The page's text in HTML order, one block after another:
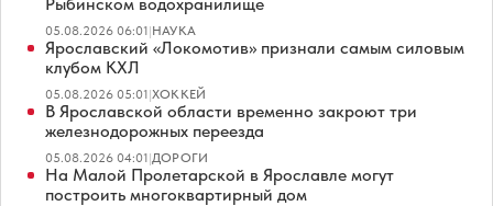
05.08.2026 06:01|НАУКА
Ярославский «Локомотив» признали самым силовым
клубом КХЛ
05.08.2026 05:01|ХОККЕЙ
В Ярославской области временно закроют три
железнодорожных переезда
05.08.2026 04:01|ДОРОГИ
На Малой Пролетарской в Ярославле могут
построить многоквартирный дом